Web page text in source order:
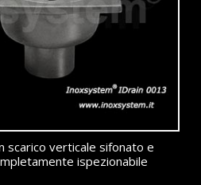
scarico verticale sifonato e
ispezionabile